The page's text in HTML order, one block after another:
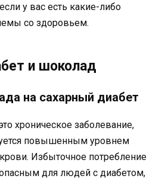
у вас есть какие-либо
со здоровьем.
и шоколад
на сахарный диабет
хроническое заболевание,
повышенным уровнем
Избыточное потребление
для людей с диабетом,